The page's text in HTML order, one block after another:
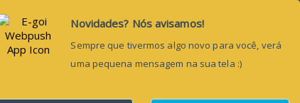
CONTATO Pesquisar...